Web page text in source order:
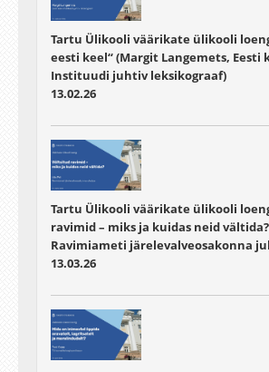
Tartu Ülikooli väärikate ülikooli
eesti keel“ (Margit Langemets, Eesti
Instituudi juhtiv leksikograaf)
13.02.26
Tartu Ülikooli väärikate ülikooli
ravimid – miks ja kuidas neid
Ravimiameti järelevalveosakonna
13.03.26